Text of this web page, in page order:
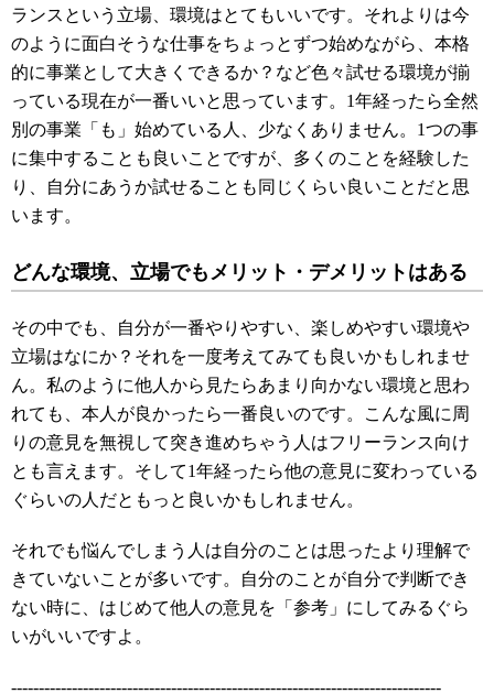
ランスという立場、環境はとてもいいです。それよりは今
のように面白そうな仕事をちょっとずつ始めながら、本格
的に事業として大きくできるか？など色々試せる環境が揃
っている現在が一番いいと思っています。1年経ったら全然
別の事業「も」始めている人、少なくありません。1つの事
に集中することも良いことですが、多くのことを経験した
り、自分にあうか試せることも同じくらい良いことだと思
います。
どんな環境、立場でもメリット・デメリットはある
その中でも、自分が一番やりやすい、楽しめやすい環境や
立場はなにか？それを一度考えてみても良いかもしれませ
ん。私のように他人から見たらあまり向かない環境と思わ
れても、本人が良かったら一番良いのです。こんな風に周
りの意見を無視して突き進めちゃう人はフリーランス向け
とも言えます。そして1年経ったら他の意見に変わっている
ぐらいの人だともっと良いかもしれません。
それでも悩んでしまう人は自分のことは思ったより理解で
きていないことが多いです。自分のことが自分で判断でき
ない時に、はじめて他人の意見を「参考」にしてみるぐら
いがいいですよ。
------------------------------------------------------------------------------